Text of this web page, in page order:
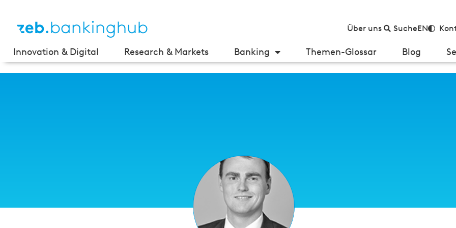
Über uns SucheEN
Innovation & Digital Research & Markets Banking Themen-Glossar Blog